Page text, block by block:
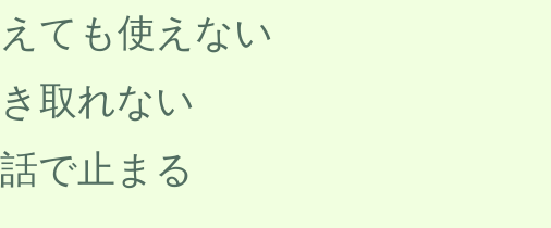
ても使えない
取れない
で止まる